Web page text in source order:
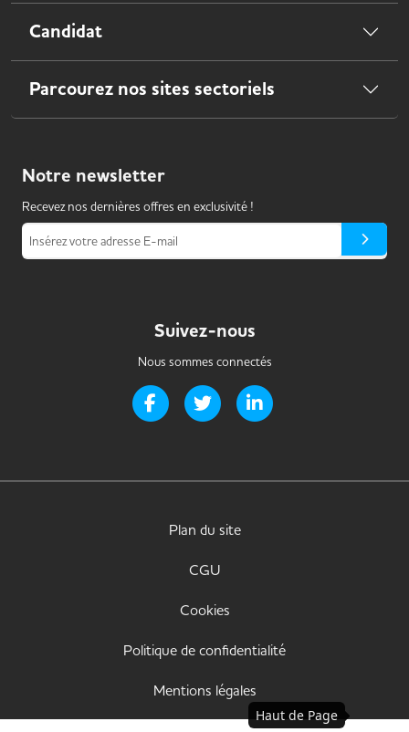
Candidat
Parcourez nos sites sectoriels
Notre newsletter
Recevez nos dernières offres en exclusivité !
Insérez votre adresse E-mail
Suivez-nous
Nous sommes connectés
Page Facebook de Handi-it
Page Twitter de Handi-it
Plan du site
CGU
Cookies
Politique de confidentialité
Mentions légales
Haut de Page